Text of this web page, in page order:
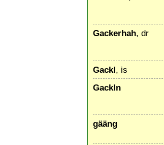
Gackerhah, dr
Gackl, is
Gackln
gääng